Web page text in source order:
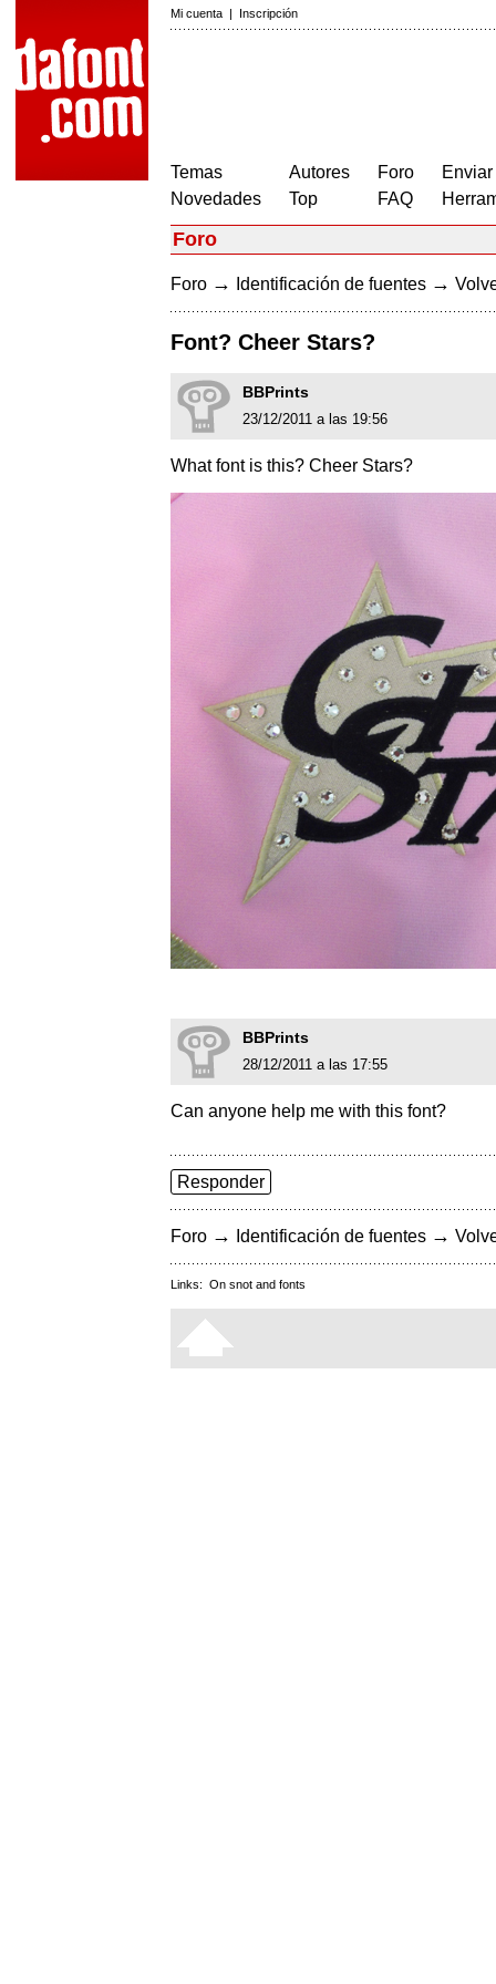
Mi cuenta | Inscripción
Temas
Novedades
Autores
Top
Foro
FAQ
Foro
Foro → Identificación de fuentes →
Font? Cheer Stars?
BBPrints
23/12/2011 a las 19:56
What font is this? Cheer Stars?
BBPrints
28/12/2011 a las 17:55
Can anyone help me with this font?
Responder
Foro → Identificación de fuentes →
Links: On snot and fonts